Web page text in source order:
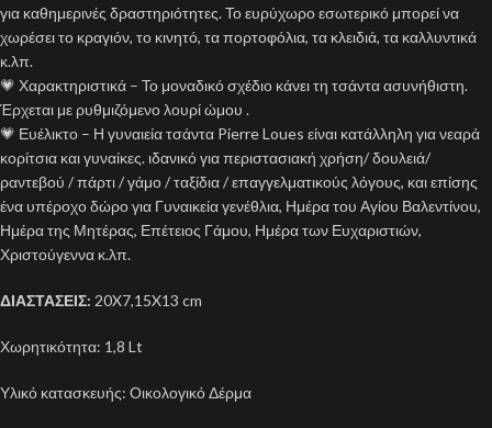
για καθημερινές δραστηριότητες. Το ευρύχωρο εσωτερικό μπορεί να
χωρέσει το κραγιόν, το κινητό, τα πορτοφόλια, τα κλειδιά, τα καλλυντικά
κ.λπ.
💗 Χαρακτηριστικά – Το μοναδικό σχέδιο κάνει τη τσάντα ασυνήθιστη.
Έρχεται με ρυθμιζόμενο λουρί ώμου .
💗 Ευέλικτο – Η γυναιεία τσάντα Pierre Loues είναι κατάλληλη για νεαρά
κορίτσια και γυναίκες. ιδανικό για περιστασιακή χρήση/ δουλειά/
ραντεβού / πάρτι / γάμο / ταξίδια / επαγγελματικούς λόγους, και επίσης
ένα υπέροχο δώρο για Γυναικεία γενέθλια, Ημέρα του Αγίου Βαλεντίνου,
Ημέρα της Μητέρας, Επέτειος Γάμου, Ημέρα των Ευχαριστιών,
Χριστούγεννα κ.λπ.
ΔΙΑΣΤΑΣΕΙΣ: 20X7,15X13 cm
Χωρητικότητα: 1,8 Lt
Υλικό κατασκευής: Οικολογικό Δέρμα